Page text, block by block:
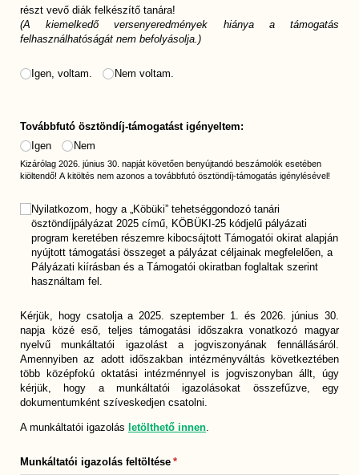
részt vevő diák felkészítő tanára!
(A kiemelkedő versenyeredmények hiánya a támogatás
felhasználhatóságát nem befolyásolja.)
Versenyfelkészítés*
(megadása kötelező)
Igen, voltam. Nem voltam.
Továbbfutó ösztöndíj-támogatást igényeltem:
Igen
Nem
Kizárólag 2026. június 30. napját követően benyújtandó beszámolók esetében
kiöltendő! A kitöltés nem azonos a továbbfutó ösztöndíj-támogatás igénylésével!
Nyilatkozat *
(megadása kötelező)
Nyilatkozom, hogy a „Köbüki” tehetséggondozó tanári
ösztöndíjpályázat 2025 című, KÖBÜKI-25 kódjelű pályázati
program keretében részemre kibocsájtott Támogatói okirat alapján
nyújtott támogatási összeget a pályázat céljainak megfelelően, a
Pályázati kiírásban és a Támogatói okiratban foglaltak szerint
használtam fel.
Kérjük, hogy csatolja a 2025. szeptember 1. és 2026. június 30.
napja közé eső, teljes támogatási időszakra vonatkozó magyar
nyelvű munkáltatói igazolást a jogviszonyának fennállásáról.
Amennyiben az adott időszakban intézményváltás következtében
több középfokú oktatási intézménnyel is jogviszonyban állt, úgy
kérjük, hogy a munkáltatói igazolásokat összefűzve, egy
dokumentumként szíveskedjen csatolni.
A munkáltatói igazolás letölthető innen.
Munkáltatói igazolás feltöltése *
(megadása kötelező)